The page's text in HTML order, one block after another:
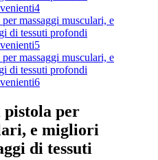
pistola per
e migliori
di tessuti